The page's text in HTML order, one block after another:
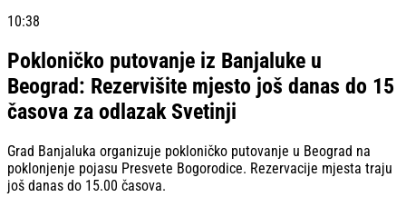
10:38
Pokloničko putovanje iz Banjaluke u
Beograd: Rezervišite mjesto još danas do 15
časova za odlazak Svetinji
Grad Banjaluka organizuje pokloničko putovanje u Beograd na
poklonjenje pojasu Presvete Bogorodice. Rezervacije mjesta traju
još danas do 15.00 časova.